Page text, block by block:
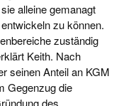
alleine gemanagt
zu können.
zuständig
Keith. Nach
seinen Anteil an KGM
Gegenzug die
des